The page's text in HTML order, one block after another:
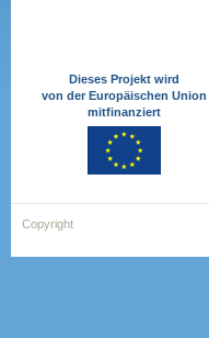
Dieses Projekt wird
von der Europäischen Union
mitfinanziert
Copyright